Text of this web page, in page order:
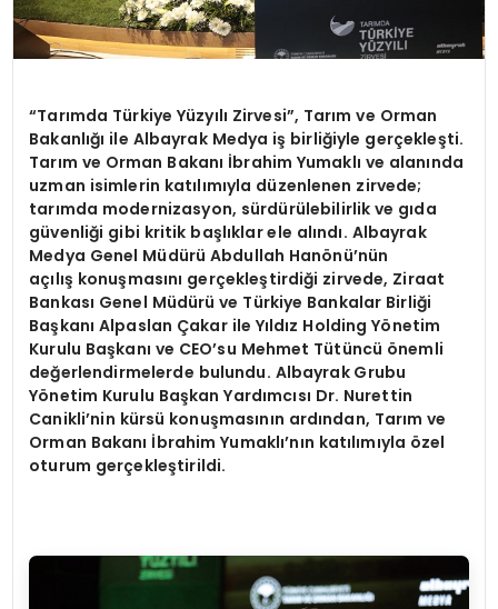
“Tarımda Türkiye Yüzyılı Zirvesi”, Tarım ve Orman
Bakanlığı ile Albayrak Medya iş birliğiyle gerçekleşti.
Tarım ve Orman Bakanı İbrahim Yumaklı ve alanında
uzman isimlerin katılımıyla düzenlenen zirvede;
tarımda modernizasyon, sürdürülebilirlik ve gıda
güvenliği gibi kritik başlıklar ele alındı. Albayrak
Medya Genel Müdürü Abdullah Hanönü’nün
açılış konuşmasını gerçekleştirdiği zirvede, Ziraat
Bankası Genel Müdürü ve Türkiye Bankalar Birliği
Başkanı Alpaslan Çakar ile Yıldız Holding Yönetim
Kurulu Başkanı ve CEO’su Mehmet Tütüncü önemli
değerlendirmelerde bulundu. Albayrak Grubu
Yönetim Kurulu Başkan Yardımcısı Dr. Nurettin
Canikli’nin kürsü konuşmasının ardından, Tarım ve
Orman Bakanı İbrahim Yumaklı’nın katılımıyla özel
oturum gerçekleştirildi.